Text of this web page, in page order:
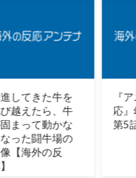
『アニメ海外の反
応』幼女戦記Ⅱ
第5話